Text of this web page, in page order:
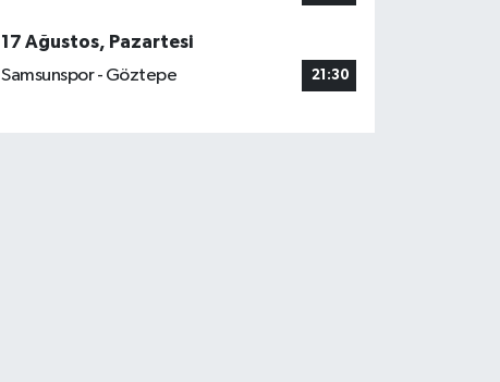
17 Ağustos, Pazartesi
Samsunspor - Göztepe
21:30